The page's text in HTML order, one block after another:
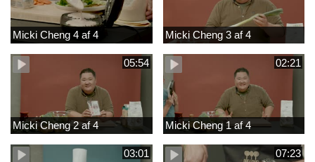
Micki Cheng 4 af 4 Micki Cheng 3 af 4
05:54
Micki Cheng 2 af 4
02:21
Micki Cheng 1 af 4
03:01 07:23